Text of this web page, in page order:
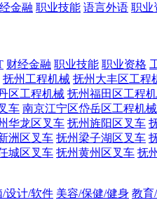
金融 职业技能 语言外语 职业
财经金融 职业技能 职业资格
抚州工程机械 抚州大丰区工程
区工程机械 抚州福田区工程
车 南京江宁区岱岳区工程机械
华龙区叉车 抚州旌阳区叉车
洲区叉车 抚州梁子湖区叉车
城区叉车 抚州黄州区叉车 抚
/设计/软件 美容/保健/健身 教育